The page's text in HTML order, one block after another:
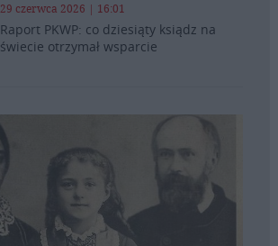
29 czerwca 2026 | 16:01
Raport PKWP: co dziesiąty ksiądz na
świecie otrzymał wsparcie